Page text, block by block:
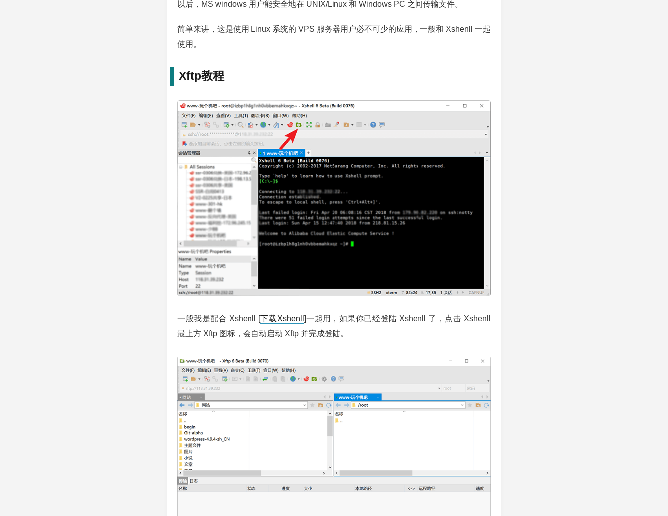
以后，MS windows 用户能安全地在 UNIX/Linux 和 Windows PC 之间传输文件。
简单来讲，这是使用 Linux 系统的 VPS 服务器用户必不可少的应用，一般和 Xshenll 一起
使用。
Xftp教程
一般我是配合 Xshenll [下载Xshenll ]一起用，如果你已经登陆 Xshenll 了，点击 Xshenll
最上方 Xftp 图标，会自动启动 Xftp 并完成登陆。